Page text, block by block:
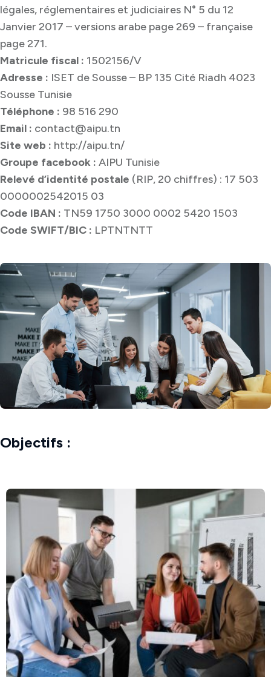
légales, réglementaires et judiciaires N° 5 du 12
Janvier 2017 – versions arabe page 269 – française
page 271.
Matricule fiscal : 1502156/V
Adresse : ISET de Sousse – BP 135 Cité Riadh 4023
Sousse Tunisie
Téléphone : 98 516 290
Email : contact@aipu.tn
Site web : http://aipu.tn/
Groupe facebook : AIPU Tunisie
Relevé d’identité postale (RIP, 20 chiffres) : 17 503
0000002542015 03
Code IBAN : TN59 1750 3000 0002 5420 1503
Code SWIFT/BIC : LPTNTNTT
Objectifs :